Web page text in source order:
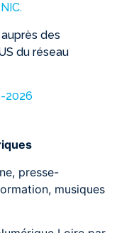
des
du réseau
2026
presse-
musiques